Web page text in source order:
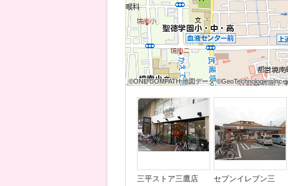
©ONE COMPATH 地図データ ©GeoTechnologies Inc.
©ONE COMPATH 地図データ ©GeoTechnologies Inc.
©ONE COMPATH 地図データ ©GeoTechnologies Inc.
©ONE COMPATH 地図データ ©GeoTechnologies Inc.
©ONE COMPATH 地図データ ©GeoTechnologies Inc.
©ONE COMPATH 地図データ ©GeoTechnologies Inc.
©ONE COMPATH 地図データ ©GeoTechnologies Inc.
©ONE COMPATH 地図データ ©GeoTechnologies Inc.
©ONE COMPATH 地図データ ©GeoTechnologies Inc.
三平ストア三鷹店
セブンイレブン三